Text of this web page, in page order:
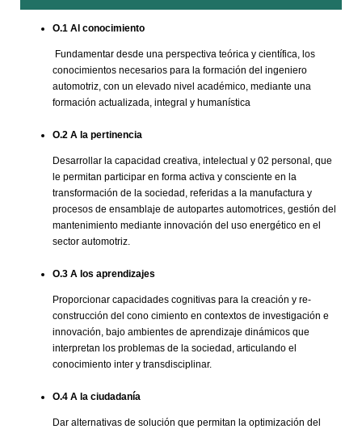
O.1 Al conocimiento
Fundamentar desde una perspectiva teórica y científica, los
conocimientos necesarios para la formación del ingeniero
automotriz, con un elevado nivel académico, mediante una
formación actualizada, integral y humanística
O.2 A la pertinencia
Desarrollar la capacidad creativa, intelectual y 02 personal, que
le permitan participar en forma activa y consciente en la
transformación de la sociedad, referidas a la manufactura y
procesos de ensamblaje de autopartes automotrices, gestión del
mantenimiento mediante innovación del uso energético en el
sector automotriz.
O.3 A los aprendizajes
Proporcionar capacidades cognitivas para la creación y re-
construcción del cono cimiento en contextos de investigación e
innovación, bajo ambientes de aprendizaje dinámicos que
interpretan los problemas de la sociedad, articulando el
conocimiento inter y transdisciplinar.
O.4 A la ciudadanía
Dar alternativas de solución que permitan la optimización del